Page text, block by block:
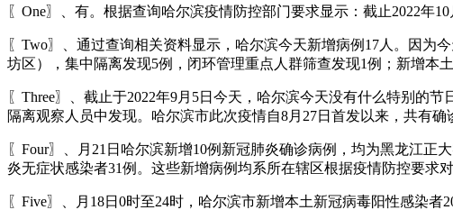
〖One〗、有。根据查询哈尔滨疫情防控部门要求显示：截止2022年
〖Two〗、通过查询相关资料显示，哈尔滨今天新增病例17人。因为
坊区），集中隔离发现5例，闭环管理重点人群筛查发现1例；新增本
〖Three〗、截止于2022年9月5日今天，哈尔滨今天没有什么特别的
隔离观察人员中发现。哈尔滨市此次疫情自8月27日首发以来，共有
〖Four〗、月21日哈尔滨新增10例新冠肺炎确诊病例，均为黑龙江
炎无症状感染者31例。这些新增病例均系所在辖区根据疫情防控要求
〖Five〗、月18日0时至24时，哈尔滨市新增本土新冠病毒阳性感染